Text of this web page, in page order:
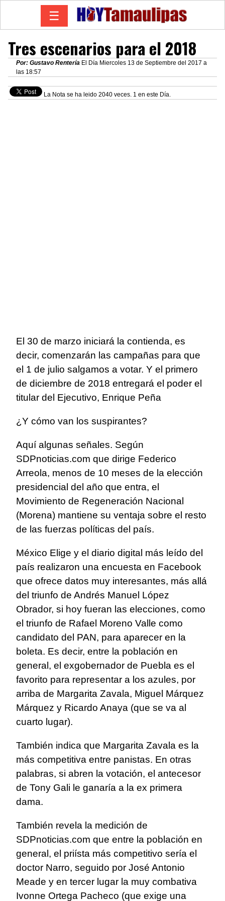
☰
Tres escenarios para el 2018
Por: Gustavo Rentería El Día Miercoles 13 de Septiembre del 2017 a
las 18:57
La Nota se ha leido 2040 veces. 1 en este Día.
El 30 de marzo iniciará la contienda, es
decir, comenzarán las campañas para que
el 1 de julio salgamos a votar. Y el primero
de diciembre de 2018 entregará el poder el
titular del Ejecutivo, Enrique Peña
¿Y cómo van los suspirantes?
Aquí algunas señales. Según
SDPnoticias.com que dirige Federico
Arreola, menos de 10 meses de la elección
presidencial del año que entra, el
Movimiento de Regeneración Nacional
(Morena) mantiene su ventaja sobre el resto
de las fuerzas políticas del país.
México Elige y el diario digital más leído del
país realizaron una encuesta en Facebook
que ofrece datos muy interesantes, más allá
del triunfo de Andrés Manuel López
Obrador, si hoy fueran las elecciones, como
el triunfo de Rafael Moreno Valle como
candidato del PAN, para aparecer en la
boleta. Es decir, entre la población en
general, el exgobernador de Puebla es el
favorito para representar a los azules, por
arriba de Margarita Zavala, Miguel Márquez
Márquez y Ricardo Anaya (que se va al
cuarto lugar).
También indica que Margarita Zavala es la
más competitiva entre panistas. En otras
palabras, si abren la votación, el antecesor
de Tony Gali le ganaría a la ex primera
dama.
También revela la medición de
SDPnoticias.com que entre la población en
general, el priísta más competitivo sería el
doctor Narro, seguido por José Antonio
Meade y en tercer lugar la muy combativa
Ivonne Ortega Pacheco (que exige una